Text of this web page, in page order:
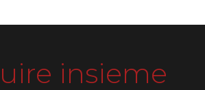
insieme